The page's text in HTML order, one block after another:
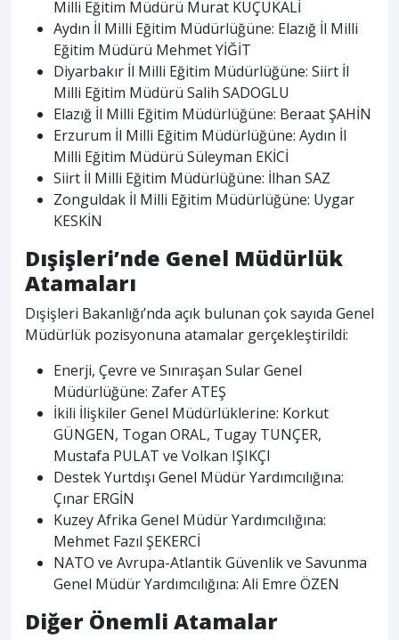
Milli Eğitim Müdürü Murat KÜÇÜKALİ
Aydın İl Milli Eğitim Müdürlüğüne: Elazığ İl Milli
Eğitim Müdürü Mehmet YİĞİT
Diyarbakır İl Milli Eğitim Müdürlüğüne: Siirt İl
Milli Eğitim Müdürü Salih SADOGLU
Elazığ İl Milli Eğitim Müdürlüğüne: Beraat ŞAHİN
Erzurum İl Milli Eğitim Müdürlüğüne: Aydın İl
Milli Eğitim Müdürü Süleyman EKİCİ
Siirt İl Milli Eğitim Müdürlüğüne: İlhan SAZ
Zonguldak İl Milli Eğitim Müdürlüğüne: Uygar
KESKİN
Dışişleri’nde Genel Müdürlük
Atamaları
Dışişleri Bakanlığı’nda açık bulunan çok sayıda Genel
Müdürlük pozisyonuna atamalar gerçekleştirildi:
Enerji, Çevre ve Sınıraşan Sular Genel
Müdürlüğüne: Zafer ATEŞ
İkili İlişkiler Genel Müdürlüklerine: Korkut
GÜNGEN, Togan ORAL, Tugay TUNÇER,
Mustafa PULAT ve Volkan IŞIKÇI
Destek Yurtdışı Genel Müdür Yardımcılığına:
Çınar ERGİN
Kuzey Afrika Genel Müdür Yardımcılığına:
Mehmet Fazıl ŞEKERCİ
NATO ve Avrupa-Atlantik Güvenlik ve Savunma
Genel Müdür Yardımcılığına: Ali Emre ÖZEN
Diğer Önemli Atamalar